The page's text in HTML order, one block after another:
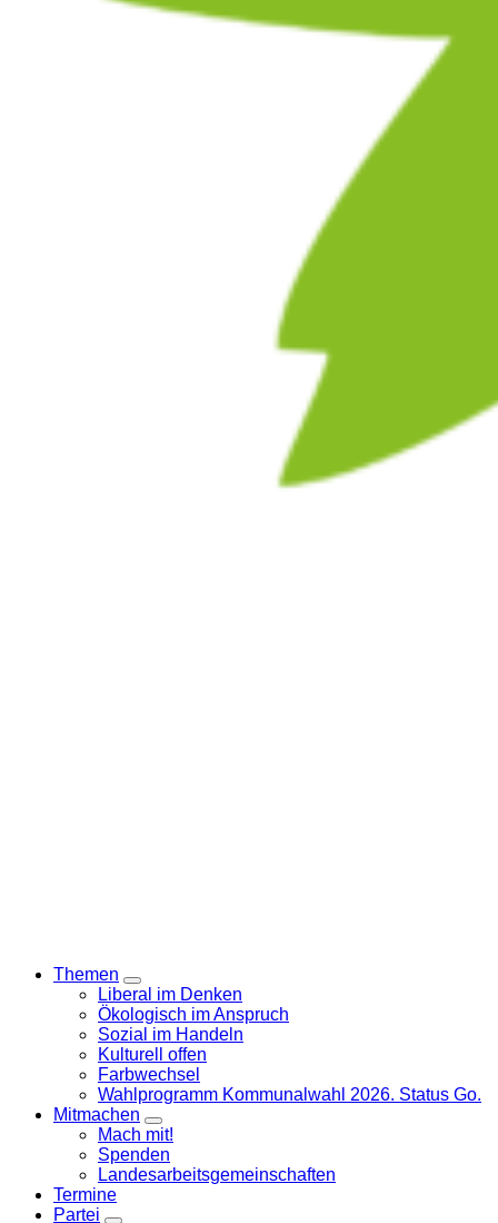
Themen
Zeige
Untermenü
Liberal im Denken
Ökologisch im Anspruch
Sozial im Handeln
Kulturell offen
Farbwechsel
Wahlprogramm Kommunalwahl 2026. Status Go.
Mitmachen
Zeige
Untermenü
Mach mit!
Spenden
Landesarbeitsgemeinschaften
Termine
Partei